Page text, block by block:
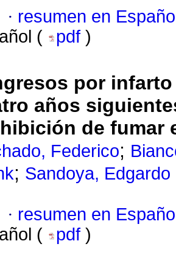
· resumen en
(
pdf )
por
años
de fumar
Federico;
; Sandoya, Edgardo
· resumen en
(
pdf )